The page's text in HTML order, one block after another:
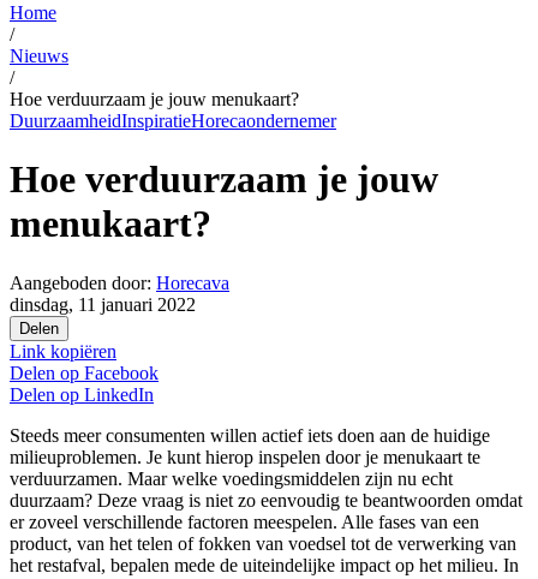
Home
/
Nieuws
/
Hoe verduurzaam je jouw menukaart?
DuurzaamheidInspiratieHorecaondernemer
Hoe verduurzaam je jouw
menukaart?
Aangeboden door: Horecava
dinsdag, 11 januari 2022
Delen
Link kopiëren
Delen op Facebook
Delen op LinkedIn
Steeds meer consumenten willen actief iets doen aan de huidige
milieuproblemen. Je kunt hierop inspelen door je menukaart te
verduurzamen. Maar welke voedingsmiddelen zijn nu echt
duurzaam? Deze vraag is niet zo eenvoudig te beantwoorden omdat
er zoveel verschillende factoren meespelen. Alle fases van een
product, van het telen of fokken van voedsel tot de verwerking van
het restafval, bepalen mede de uiteindelijke impact op het milieu. In